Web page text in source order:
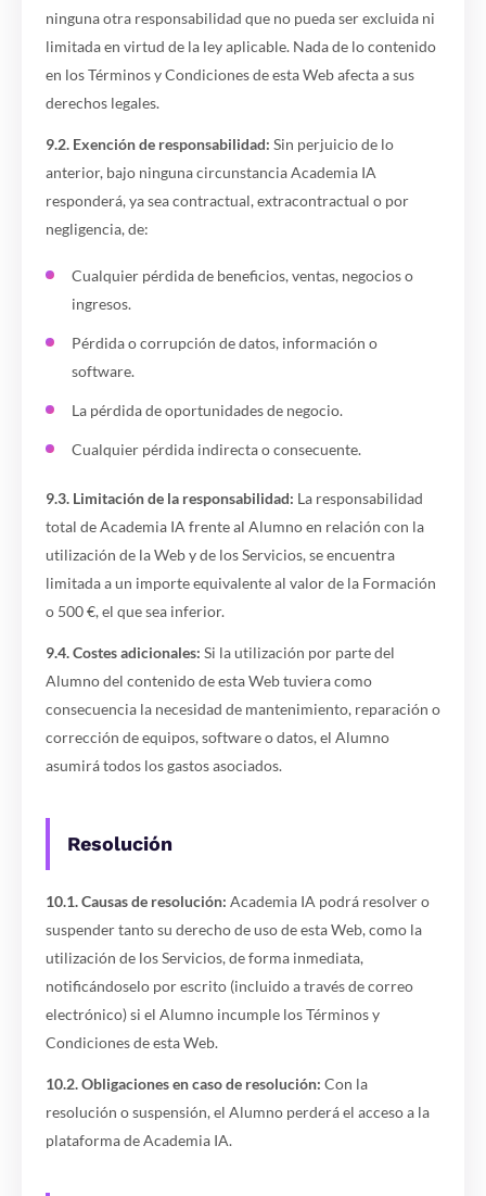
ninguna otra responsabilidad que no pueda ser excluida ni
limitada en virtud de la ley aplicable. Nada de lo contenido
en los Términos y Condiciones de esta Web afecta a sus
derechos legales.
9.2. Exención de responsabilidad: Sin perjuicio de lo
anterior, bajo ninguna circunstancia Academia IA
responderá, ya sea contractual, extracontractual o por
negligencia, de:
Cualquier pérdida de beneficios, ventas, negocios o
ingresos.
Pérdida o corrupción de datos, información o
software.
La pérdida de oportunidades de negocio.
Cualquier pérdida indirecta o consecuente.
9.3. Limitación de la responsabilidad: La responsabilidad
total de Academia IA frente al Alumno en relación con la
utilización de la Web y de los Servicios, se encuentra
limitada a un importe equivalente al valor de la Formación
o 500 €, el que sea inferior.
9.4. Costes adicionales: Si la utilización por parte del
Alumno del contenido de esta Web tuviera como
consecuencia la necesidad de mantenimiento, reparación o
corrección de equipos, software o datos, el Alumno
asumirá todos los gastos asociados.
Resolución
10.1. Causas de resolución: Academia IA podrá resolver o
suspender tanto su derecho de uso de esta Web, como la
utilización de los Servicios, de forma inmediata,
notificándoselo por escrito (incluido a través de correo
electrónico) si el Alumno incumple los Términos y
Condiciones de esta Web.
10.2. Obligaciones en caso de resolución: Con la
resolución o suspensión, el Alumno perderá el acceso a la
plataforma de Academia IA.